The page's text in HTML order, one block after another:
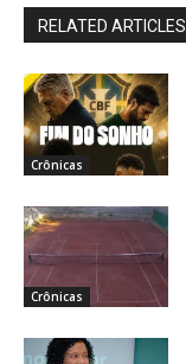
RELATED ARTICLES
Crônicas
Crônicas